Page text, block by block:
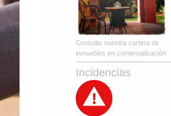
Consulte nuestra cartera de
inmuebles en comercialización
Incidencias